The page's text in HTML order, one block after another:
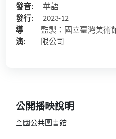
發音:
華語
發行:
2023-12
導
演:
監製：國立臺灣美術
限公司
公開播映說明
全國公共圖書館